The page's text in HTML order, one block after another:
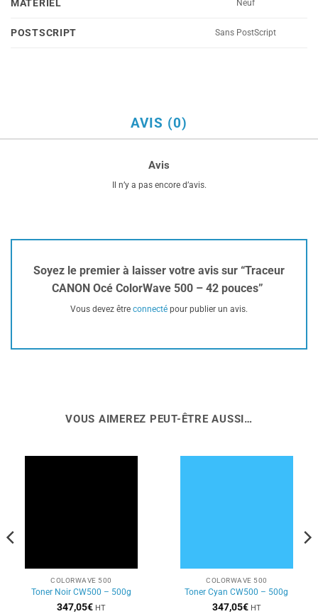
MATÉRIEL Neuf
POSTSCRIPT Sans PostScript
AVIS (0)
Avis
Il n’y a pas encore d’avis.
Soyez le premier à laisser votre avis sur “Traceur
CANON Océ ColorWave 500 – 42 pouces”
Vous devez être connecté pour publier un avis.
VOUS AIMEREZ PEUT-ÊTRE AUSSI…
COLORWAVE 500
Toner Noir CW500 – 500g
347,05€ HT
COLORWAVE 500
Toner Cyan CW500 – 500g
347,05€ HT